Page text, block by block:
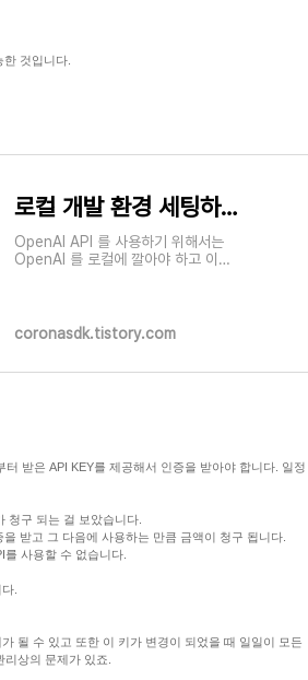
것입니다.
로컬 개발 환경 세팅하기 : Python , OpenAI Install
OpenAI API 를 사용하기 위해서는
OpenAI 를 로컬에 깔아야 하고 이
운 받아서 인스
coronasdk.tistory.com
받은 API KEY를 제공해서 인증을 받아야 합니다. 일정
청구 되는 걸 보았습니다.
받고 그 다음에 사용하는 만큼 금액이 청구 됩니다.
를 사용할 수 없습니다.
.
될 수 있고 또한 이 키가 변경이 되었을 때 일일이 모든
상의 문제가 있죠.